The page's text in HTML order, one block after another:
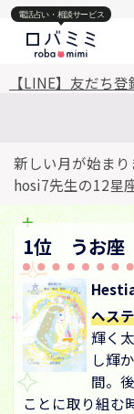
電話占い・相談サービス
【LINE】友だち
新しい月が始ま
hosi7先生の12星
1位 うお座
ヘス
輝く
し輝
間。
ことに取り組む